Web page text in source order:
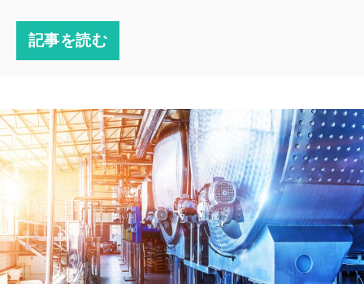
記事を読む